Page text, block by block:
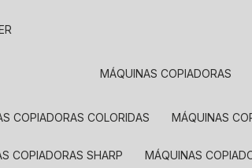
MÁQUINAS COPIADORAS
COPIADORAS COLORIDAS MÁQUINAS
COPIADORAS SHARP MÁQUINAS